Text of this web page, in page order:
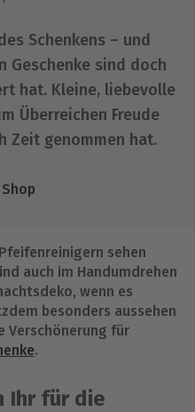
Schenkens – und
Geschenke sind doch
hat. Kleine, liebevolle
Überreichen Freude
Zeit genommen hat.
sehen
auch im Handumdrehen
wenn es
besonders aussehen
Verschönerung für
.
Ihr für die